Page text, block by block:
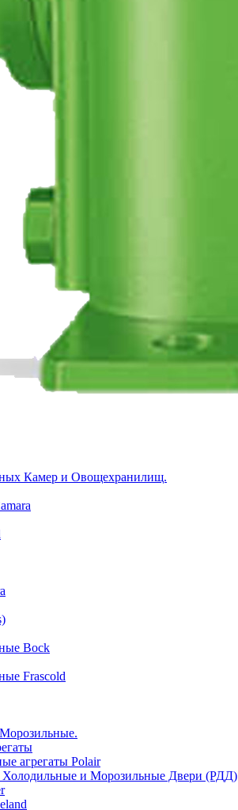
Камер и Овощехранилищ.
Bock
Frascold
агрегаты Polair
Холодильные и Морозильные Двери (РДД)